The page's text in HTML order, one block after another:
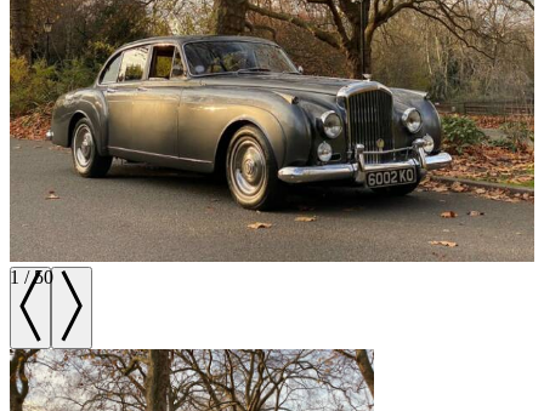
1 /50